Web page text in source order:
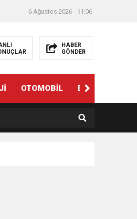
6 Ağustos 2026 - 11:06
HABER
GÖNDER
OTOMOBİL EĞİTİM